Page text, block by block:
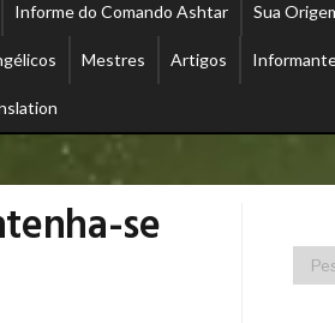
Informe do Comando Ashtar Sua
Mestres Artigos
se